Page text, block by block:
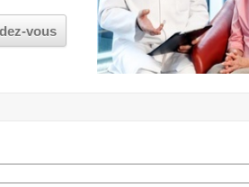
vous